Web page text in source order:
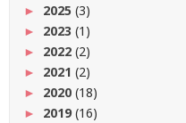
► 2025 (3)
► 2023 (1)
► 2022 (2)
► 2021 (2)
► 2020 (18)
► 2019(16)